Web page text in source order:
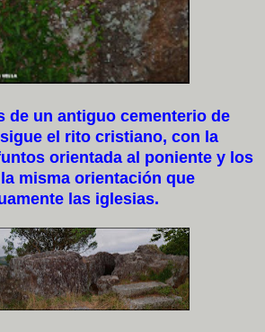
un antiguo cementerio de
el rito cristiano, con la
orientada al poniente y los
misma orientación que
las iglesias.